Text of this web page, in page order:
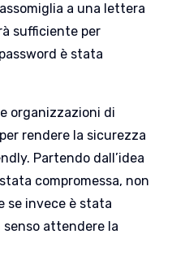
a una lettera
sufficiente per
è stata
organizzazioni di
rendere la sicurezza
Partendo dall’idea
compromessa, non
se invece è stata
senso attendere la